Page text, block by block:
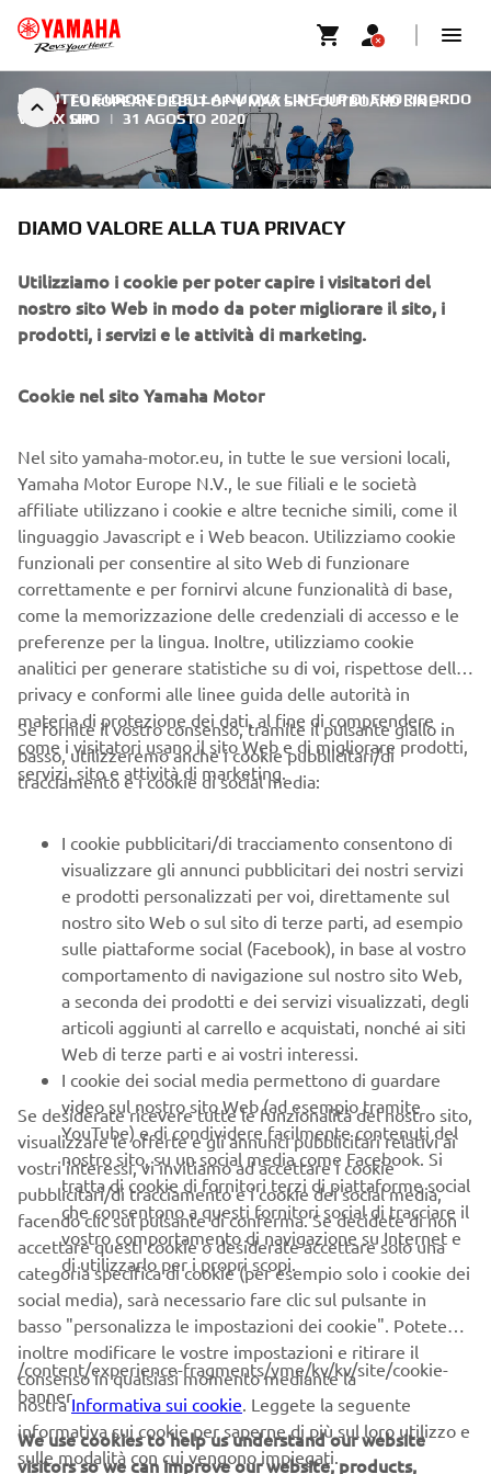
EUROPEAN DEBUT OF V MAX SHO OUTBOARD LINE-
UP
DEBUTTO EUROPEO DELLA NUOVA LINE-UP DI FUORIBORDO
V MAX SHO
| 31 AGOSTO 2020
DEBUTTO EUROPEO DELLA
NUOVA LINE-UP DI
FUORIBORDO V MAX SHO
Il nome V MAX è leggendario. È sempre stato sinonimo di
un fuoribordo che è semplicemente un passo avanti agli
altri – un livello a sé stante.
V MAX SHO 90, V MAX SHO 115, V MAX SHO 150 e V
MAX SHO 175 sono specificamente progettati e realizzati
per offrire un livello di prestazioni ad ampio raggio per
tutte le moderne imbarcazioni sportive e da pesca , veloci
e leggere - e per innalzare facilmente il livello di
adrenalina di chi le utilizza, i veri amanti del divertimento
e del brivido.
SCOPRI SUBITO L'INTERA GAMMA!
CORPORATE
PIÙ YAMAHA
SUPPORTO
NEWSLETTER
Conoscerai in anteprima le ultime offerte, gli eventi speciali, le
nuove uscite e molto altro
DIAMO VALORE ALLA TUA PRIVACY
Utilizziamo i cookie per poter capire i visitatori del
nostro sito Web in modo da poter migliorare il sito, i
prodotti, i servizi e le attività di marketing.
Cookie nel sito Yamaha Motor
Nel sito yamaha-motor.eu, in tutte le sue versioni locali,
Yamaha Motor Europe N.V., le sue filiali e le società
affiliate utilizzano i cookie e altre tecniche simili, come il
linguaggio Javascript e i Web beacon. Utilizziamo cookie
funzionali per consentire al sito Web di funzionare
correttamente e per fornirvi alcune funzionalità di base,
come la memorizzazione delle credenziali di accesso e le
preferenze per la lingua. Inoltre, utilizziamo cookie
analitici per generare statistiche su di voi, rispettose della
privacy e conformi alle linee guida delle autorità in
materia di protezione dei dati, al fine di comprendere
come i visitatori usano il sito Web e di migliorare prodotti,
servizi, sito e attività di marketing.
Se fornite il vostro consenso, tramite il pulsante giallo in
basso, utilizzeremo anche i cookie pubblicitari/di
tracciamento e i cookie di social media:
I cookie pubblicitari/di tracciamento consentono di
visualizzare gli annunci pubblicitari dei nostri servizi
e prodotti personalizzati per voi, direttamente sul
nostro sito Web o sul sito di terze parti, ad esempio
sulle piattaforme social (Facebook), in base al vostro
comportamento di navigazione sul nostro sito Web,
a seconda dei prodotti e dei servizi visualizzati, degli
articoli aggiunti al carrello e acquistati, nonché ai siti
Web di terze parti e ai vostri interessi.
I cookie dei social media permettono di guardare
video sul nostro sito Web (ad esempio tramite
YouTube) e di condividere facilmente contenuti del
nostro sito, su un social media come Facebook. Si
tratta di cookie di fornitori terzi di piattaforme social
che consentono a questi fornitori social di tracciare il
vostro comportamento di navigazione su Internet e
di utilizzarlo per i propri scopi.
Se desiderate ricevere tutte le funzionalità del nostro sito,
visualizzare le offerte e gli annunci pubblicitari relativi ai
vostri interessi, vi invitiamo ad accettare i cookie
pubblicitari/di tracciamento e i cookie dei social media,
facendo clic sul pulsante di conferma. Se decidete di non
accettare questi cookie o desiderate accettare solo una
categoria specifica di cookie (per esempio solo i cookie dei
social media), sarà necessario fare clic sul pulsante in
basso "personalizza le impostazioni dei cookie". Potete
inoltre modificare le vostre impostazioni e ritirare il
consenso in qualsiasi momento mediante la
nostraInformativa sui cookie . Leggete la seguente
informativa sui cookie per saperne di più sul loro utilizzo e
sulle modalità con cui vengono impiegati.
/content/experience-fragments/yme/kv/kv/site/cookie-
banner
We use cookies to help us understand our website
visitors so we can improve our website, products,